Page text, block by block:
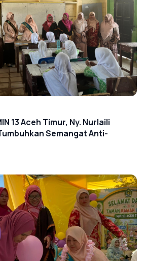
13 Aceh Timur, Ny. Nurlaili
Semangat Anti-